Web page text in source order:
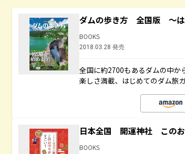
ダムの歩き方 全国版 ～は
BOOKS
2018.03.28 発売
全国に約2700もあるダムの中か
楽しさ満載、はじめてのダム旅
日本全国 開運神社 このお
BOOKS